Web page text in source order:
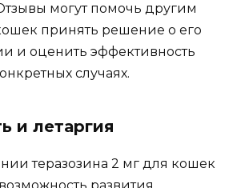
могут помочь другим
принять решение о его
и оценить эффективность
случаях.
и летаргия
теразозина 2 мг для кошек